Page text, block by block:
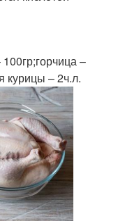
–
курицы – 2ч.л.